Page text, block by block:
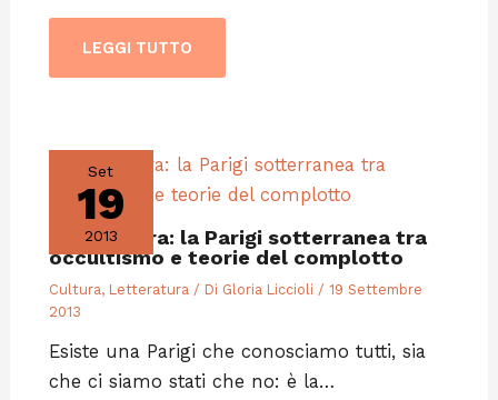
LEGGI TUTTO
Set
19
2013
Letteratura: la Parigi sotterranea tra
occultismo e teorie del complotto
Cultura, Letteratura / Di Gloria Liccioli / 19 Settembre
2013
Esiste una Parigi che conosciamo tutti, sia
che ci siamo stati che no: è la…